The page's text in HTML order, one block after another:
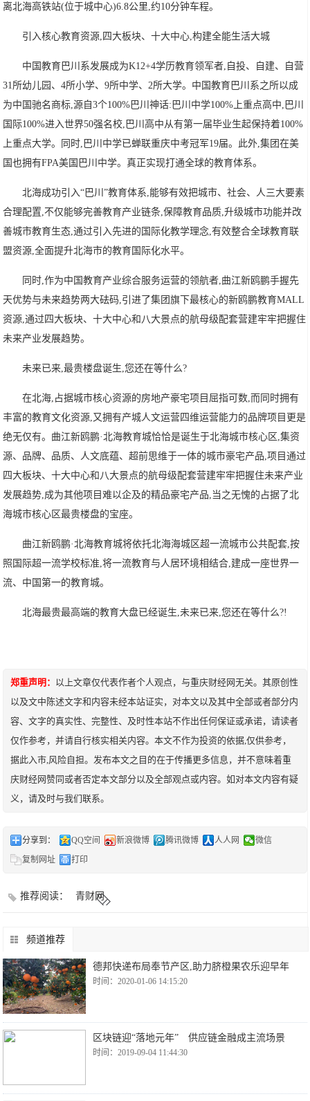
离北海高铁站(位于城中心)6.8公里,约10分钟车程。
引入核心教育资源,四大板块、十大中心,构建全能生活大城
中国教育巴川系发展成为K12+4学历教育领军者,自投、自建、自营
31所幼儿园、4所小学、9所中学、2所大学。中国教育巴川系之所以成
为中国驰名商标,源自3个100%巴川神话:巴川中学100%上重点高中,巴川
国际100%进入世界50强名校,巴川高中从有第一届毕业生起保持着100%
上重点大学。同时,巴川中学已蝉联重庆中考冠军19届。此外,集团在美
国也拥有FPA美国巴川中学。真正实现打通全球的教育体系。
北海成功引入“巴川”教育体系,能够有效把城市、社会、人三大要素
合理配置,不仅能够完善教育产业链条,保障教育品质,升级城市功能并改
善城市教育生态,通过引入先进的国际化教学理念,有效整合全球教育联
盟资源,全面提升北海市的教育国际化水平。
同时,作为中国教育产业综合服务运营的领航者,曲江新鸥鹏手握先
天优势与未来趋势两大砝码,引进了集团旗下最核心的新鸥鹏教育MALL
资源,通过四大板块、十大中心和八大景点的航母级配套营建牢牢把握住
未来产业发展趋势。
未来已来,最贵楼盘诞生,您还在等什么?
在北海,占据城市核心资源的房地产豪宅项目屈指可数,而同时拥有
丰富的教育文化资源,又拥有产城人文运营四维运营能力的品牌项目更是
绝无仅有。曲江新鸥鹏·北海教育城恰恰是诞生于北海城市核心区,集资
源、品牌、品质、人文底蕴、超前思维于一体的城市豪宅产品,项目通过
四大板块、十大中心和八大景点的航母级配套营建牢牢把握住未来产业
发展趋势,成为其他项目难以企及的精品豪宅产品,当之无愧的占据了北
海城市核心区最贵楼盘的宝座。
曲江新鸥鹏·北海教育城将依托北海海城区超一流城市公共配套,按
照国际超一流学校标准,将一流教育与人居环境相结合,建成一座世界一
流、中国第一的教育城。
北海最贵最高端的教育大盘已经诞生,未来已来,您还在等什么?!
郑重声明： 以上文章仅代表作者个人观点，与重庆财经网无关。其原创性
以及文中陈述文字和内容未经本站证实，对本文以及其中全部或者部分内
容、文字的真实性、完整性、及时性本站不作出任何保证或承诺，请读者
仅作参考，并请自行核实相关内容。本文不作为投资的依据,仅供参考，
据此入市,风险自担。发布本文之目的在于传播更多信息，并不意味着重
庆财经网赞同或者否定本文部分以及全部观点或内容。如对本文内容有疑
义，请及时与我们联系。
分享到： QQ空间 新浪微博 腾讯微博 人人网
微信
复制网址
打印
推荐阅读： 青财网
频道推荐
德邦快递布局奉节产区,助力脐橙果农乐迎早年
时间：2020-01-06 14:15:20
区块链迎“落地元年” 供应链金融成主流场景
时间：2019-09-04 11:44:30